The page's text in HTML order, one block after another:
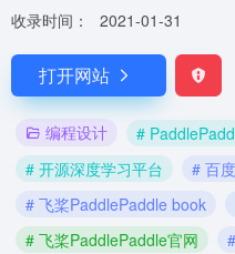
收录时间：
2021-01-31
打开网站
编程设计 #
# 开源深度学习平台
# 百
# 飞桨PaddlePaddle book
# 飞桨PaddlePaddle官网